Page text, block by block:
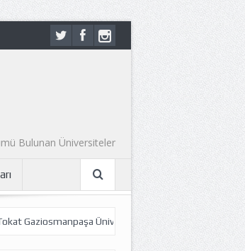
Bulunan Üniversiteler
Gaziosmanpaşa Üniversitesi – Uluslararası Ticaret ve